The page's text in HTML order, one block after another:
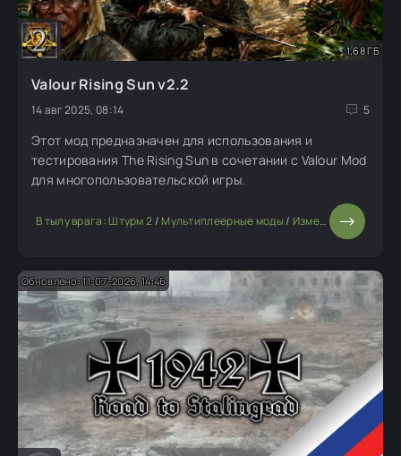
1,68 ГБ
Valour Rising Sun v2.2
14 авг 2025, 08:14 5
Этот мод предназначен для использования и
тестирования The Rising Sun в сочетании с Valour Mod
для многопользовательской игры.
В тылу врага: Штурм 2 / Мультиплеерные моды/ Изменение мода или игры
Обновлено: 11-07-2026, 14:46